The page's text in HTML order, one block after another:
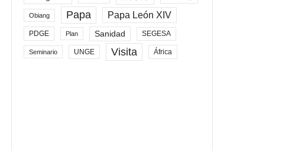
Obiang Papa Papa León XIV
PDGE Plan Sanidad SEGESA
Seminario UNGE Visita África